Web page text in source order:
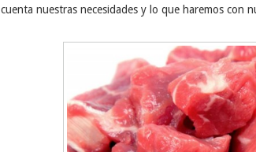
cuenta nuestras necesidades y lo que haremos con